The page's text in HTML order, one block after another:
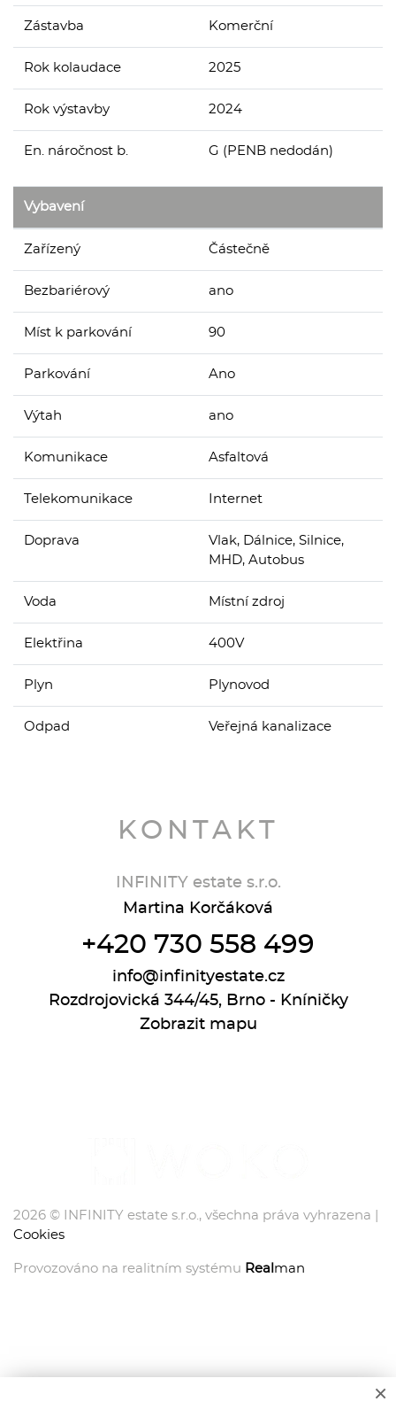
Zástavba Komerční
Rok kolaudace 2025
Rok výstavby 2024
En. náročnost b. G (PENB nedodán)
Vybavení
Zařízený Částečně
Bezbariérový ano
Míst k parkování 90
Parkování Ano
Výtah ano
Komunikace Asfaltová
Telekomunikace Internet
Doprava
Vlak, Dálnice, Silnice,
MHD, Autobus
Voda Místní zdroj
Elektřina 400V
Plyn Plynovod
Odpad Veřejná kanalizace
KONTAKT
INFINITY estate s.r.o.
Martina Korčáková
+420 730 558 499
info@infinityestate.cz
Rozdrojovická 344/45, Brno - Kníničky
Zobrazit mapu
2026 © INFINITY estate s.r.o., všechna práva vyhrazena |
Cookies
Provozováno na realitním systému Real man
×